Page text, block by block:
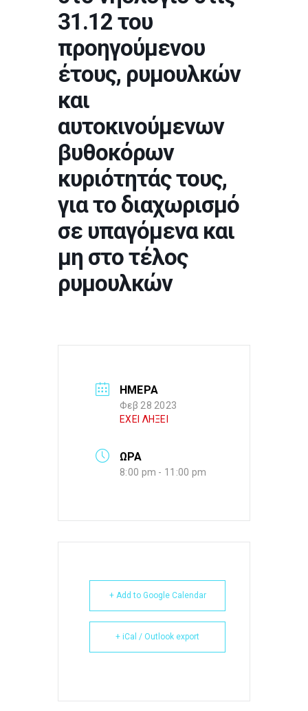
31.12 του
προηγούμενου
έτους, ρυμουλκών
και
αυτοκινούμενων
βυθοκόρων
κυριότητάς τους,
για το διαχωρισμό
σε υπαγόμενα και
μη στο τέλος
ρυμουλκών
ΗΜΕΡΑ
Φεβ 28 2023
ΕΧΕΙ ΛΗΞΕΙ
ΩΡΑ
8:00 pm - 11:00 pm
+ Add to Google Calendar
+ iCal / Outlook export